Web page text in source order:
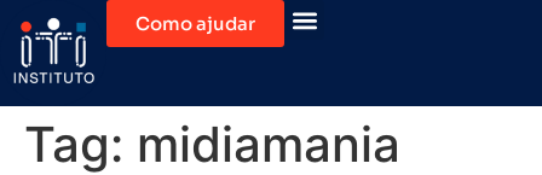
Como ajudar
Tag: midiamania